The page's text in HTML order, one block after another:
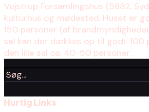
Vejstrup Forsamlingshus (5882,
kulturhus og mødested. Huset er
150 personer (af
sal kan der dækkes op til godt 100
den lille sal ca. 40-50 personer.
Hurtig Links